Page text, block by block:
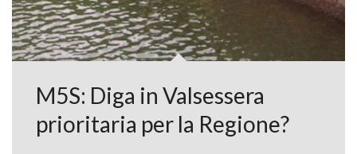
M5S: Diga in Valsessera
prioritaria per la Regione?